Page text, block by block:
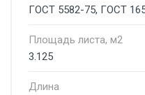
ГОСТ 5582-75, ГОСТ
Площадь листа, м2
3.125
Длина